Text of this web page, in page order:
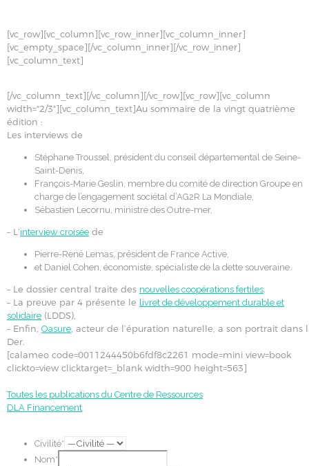
[vc_row][vc_column][vc_row_inner][vc_column_inner]
[vc_empty_space][/vc_column_inner][/vc_row_inner]
[vc_column_text]
[/vc_column_text][/vc_column][/vc_row][vc_row][vc_column
width="2/3"][vc_column_text]Au sommaire de la vingt quatrième
édition :
Les interviews de
Stéphane Troussel, président du conseil départemental de Seine-
Saint-Denis,
François-Marie Geslin, membre du comité de direction Groupe en
charge de l’engagement sociétal d’AG2R La Mondiale,
Sébastien Lecornu, ministre des Outre-mer,
– L’interview croisée de
Pierre-René Lemas, président de France Active,
et Daniel Cohen, économiste, spécialiste de la dette souveraine.
– Le dossier central traite des nouvelles coopérations fertiles.
– La preuve par 4 présente le livret de développement durable et
solidaire (LDDS),
– Enfin, Oasure, acteur de l’épuration naturelle, a son portrait dans
Der.
[calameo code=0011244450b6fdf8c2261 mode=mini view=book
clickto=view clicktarget=_blank width=900 height=563]
Toutes les publications du Centre de Ressources
DLA Financement
Civilité*
Nom*